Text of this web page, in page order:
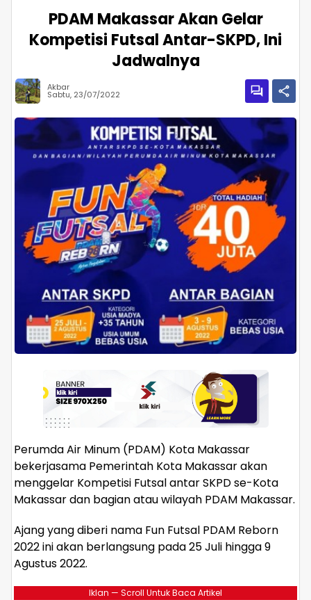
PDAM Makassar Akan Gelar
Kompetisi Futsal Antar-SKPD, Ini
Jadwalnya
Akbar
Sabtu, 23/07/2022
Perumda Air Minum (PDAM) Kota Makassar
bekerjasama Pemerintah Kota Makassar akan
menggelar Kompetisi Futsal antar SKPD se-Kota
Makassar dan bagian atau wilayah PDAM Makassar.
Ajang yang diberi nama Fun Futsal PDAM Reborn
2022 ini akan berlangsung pada 25 Juli hingga 9
Agustus 2022.
Iklan — Scroll Untuk Baca Artikel